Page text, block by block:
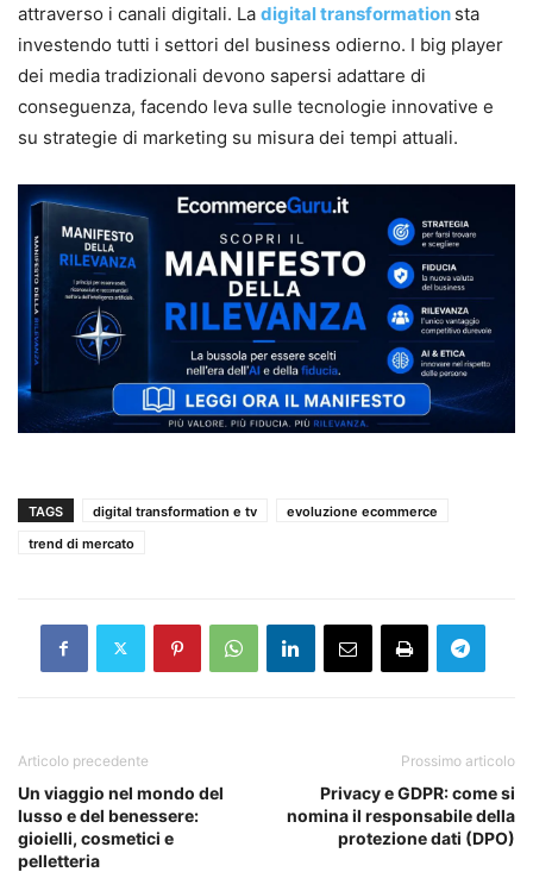
attraverso i canali digitali. La digital transformation sta
investendo tutti i settori del business odierno. I big player
dei media tradizionali devono sapersi adattare di
conseguenza, facendo leva sulle tecnologie innovative e
su strategie di marketing su misura dei tempi attuali.
TAGS digital transformation e tv
evoluzione ecommerce
trend di mercato
Articolo precedente
Un viaggio nel mondo del
lusso e del benessere:
gioielli, cosmetici e
pelletteria
Prossimo articolo
Privacy e GDPR: come si
nomina il responsabile della
protezione dati (DPO)